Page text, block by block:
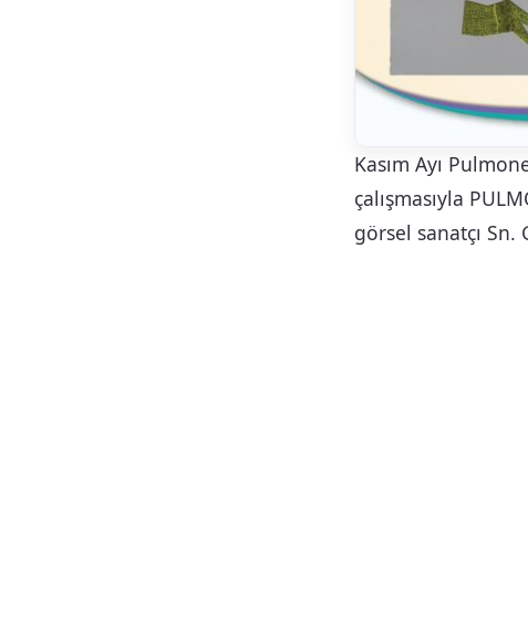
Kasım Ayı
çalışmasıyla
görsel sanatçı Sn.